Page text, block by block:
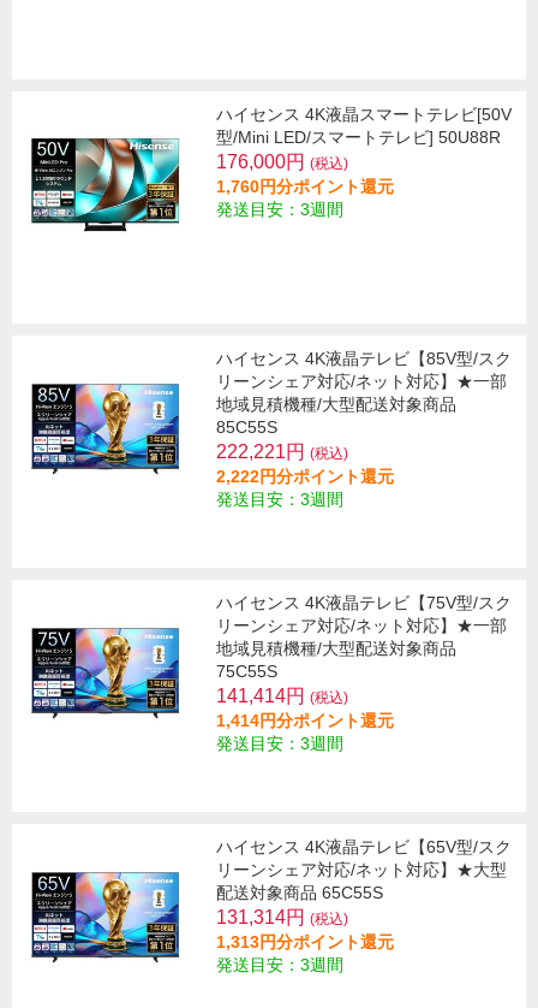
ハイセンス 4K液晶スマートテレビ[50V
型/Mini LED/スマートテレビ] 50U88R
176,000円 (税込)
1,760円分ポイント還元
発送目安：3週間
ハイセンス 4K液晶テレビ【85V型/スク
リーンシェア対応/ネット対応】★一部
地域見積機種/大型配送対象商品
85C55S
222,221円 (税込)
2,222円分ポイント還元
発送目安：3週間
ハイセンス 4K液晶テレビ【75V型/スク
リーンシェア対応/ネット対応】★一部
地域見積機種/大型配送対象商品
75C55S
141,414円 (税込)
1,414円分ポイント還元
発送目安：3週間
ハイセンス 4K液晶テレビ【65V型/スク
リーンシェア対応/ネット対応】★大型
配送対象商品 65C55S
131,314円 (税込)
1,313円分ポイント還元
発送目安：3週間